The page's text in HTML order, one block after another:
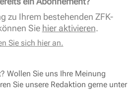
zu Ihrem bestehenden ZFK-
Sie hier aktivieren.
Sie sich hier an.
Wollen Sie uns Ihre Meinung
Sie unsere Redaktion gerne unter